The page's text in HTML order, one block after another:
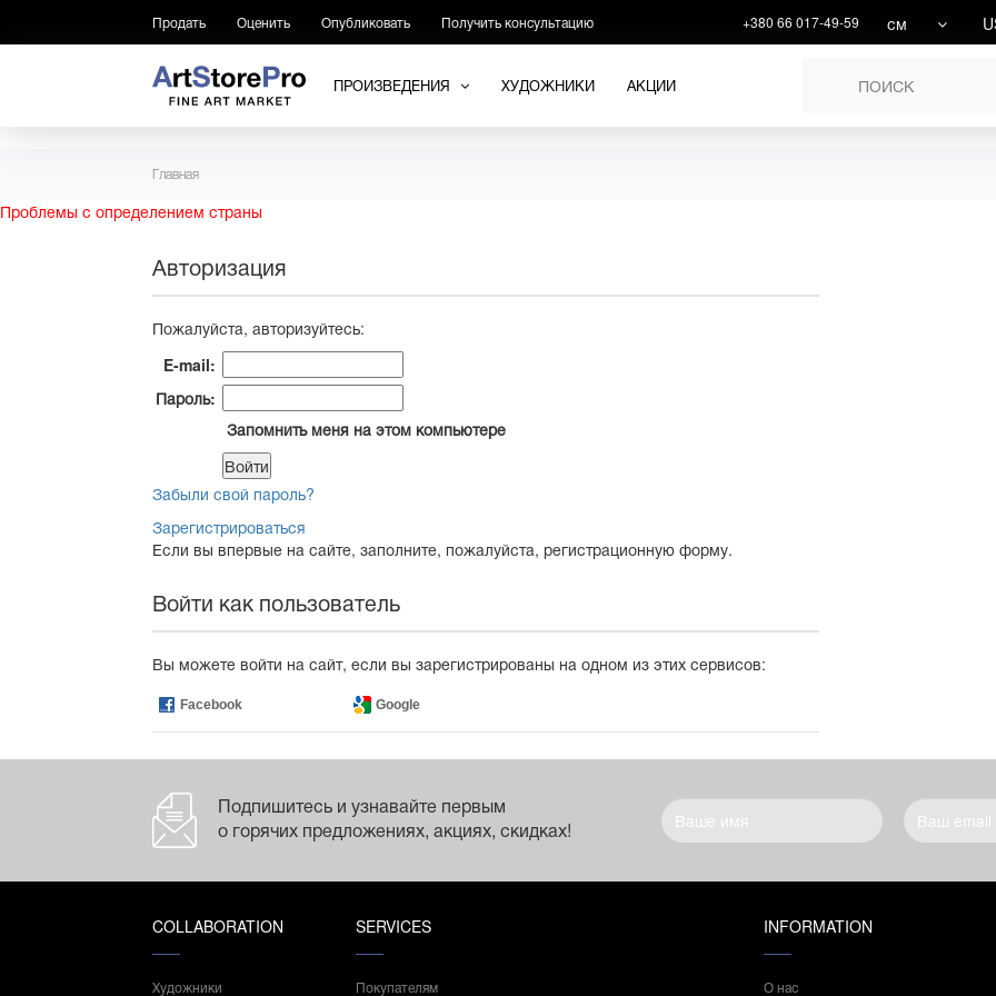
Продать Оценить Опубликовать Получить консультацию +380 66 017-49-59 см
ПРОИЗВЕДЕНИЯ ХУДОЖНИКИ АКЦИИ
Главная
Проблемы с определением страны
Авторизация
Пожалуйста, авторизуйтесь:
E-mail:
Пароль:
Запомнить меня на этом компьютере
Забыли свой пароль?
Зарегистрироваться
Если вы впервые на сайте, заполните, пожалуйста, регистрационную форму.
Войти как пользователь
Вы можете войти на сайт, если вы зарегистрированы на одном из этих сервисов:
Facebook Google
Подпишитесь и узнавайте первым
о горячих предложениях, акциях, скидках!
COLLABORATION
Художники
SERVICES
Покупателям
INFORMATION
О нас